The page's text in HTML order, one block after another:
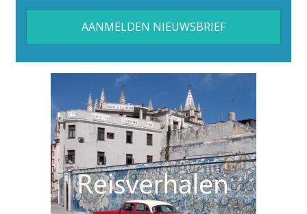
Alternative: